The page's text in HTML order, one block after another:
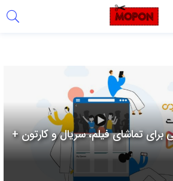
تماشای فیلم، سریال و کارتون +